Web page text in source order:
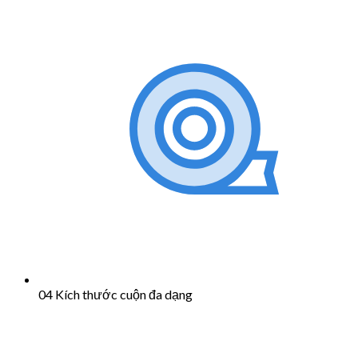
04 Kích thước cuộn đa dạng